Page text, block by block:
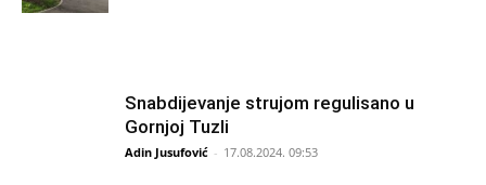
Snabdijevanje strujom regulisano u
Gornjoj Tuzli
Adin Jusufović - 17.08.2024. 09:53